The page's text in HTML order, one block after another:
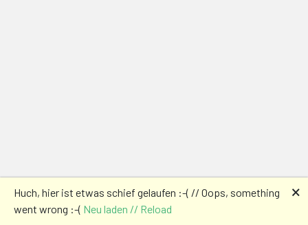
Huch, hier ist etwas schief gelaufen :-( // Oops, something
went wrong :-( Neu laden // Reload
🗙